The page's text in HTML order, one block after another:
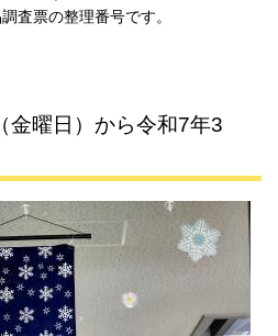
査票の整理番号です。
金曜日）から令和7年3